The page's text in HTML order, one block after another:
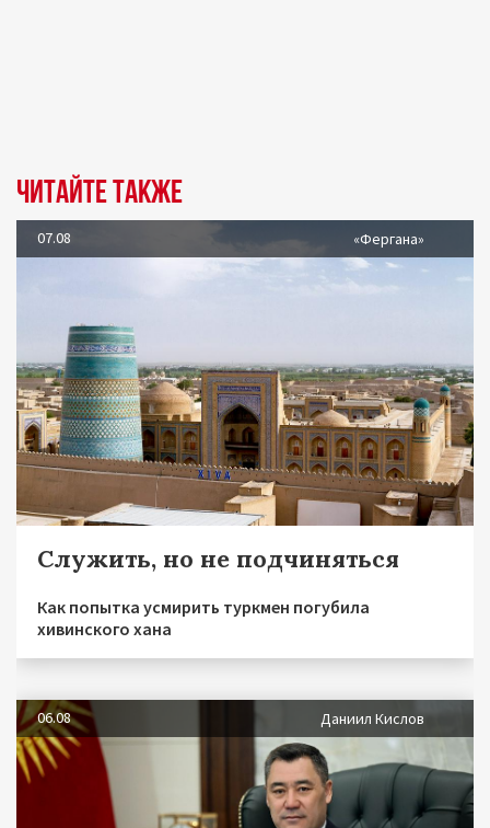
Читайте также
07.08 «Фергана»
Служить, но не подчиняться
Как попытка усмирить туркмен погубила
хивинского хана
06.08 Даниил Кислов